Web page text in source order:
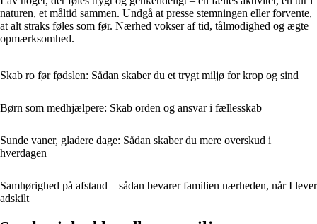
naturen, et måltid sammen. Undgå at presse stemningen eller forvente,
at alt straks føles som før. Nærhed vokser af tid, tålmodighed og ægte
opmærksomhed.
Skab ro før fødslen: Sådan skaber du et trygt miljø for krop og sind
Børn som medhjælpere: Skab orden og ansvar i fællesskab
Sunde vaner, gladere dage: Sådan skaber du mere overskud i
hverdagen
Samhørighed på afstand – sådan bevarer familien nærheden, når I lever
adskilt